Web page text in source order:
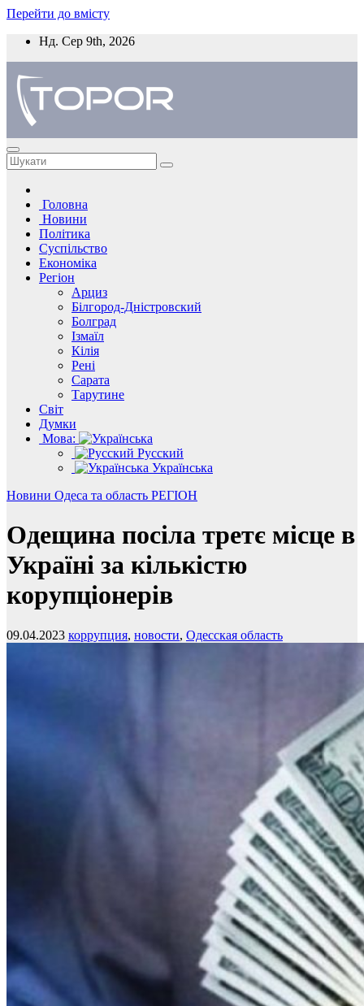
Перейти до вмісту
Нд. Сер 9th, 2026
Головна
Новини
Політика
Суспільство
Економіка
Регіон
Арциз
Білгород-Дністровский
Болград
Ізмаїл
Кілія
Рені
Сарата
Тарутине
Світ
Думки
Мова:
Русский
Українська
Новини Одеса та область РЕГІОН
Одещина посіла третє місце в
Україні за кількістю
корупціонерів
09.04.2023 коррупция, новости, Одесская область